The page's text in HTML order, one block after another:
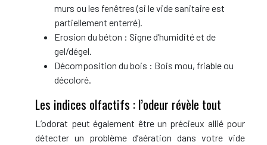
murs ou les fenêtres (si le vide sanitaire est
partiellement enterré).
Erosion du béton : Signe d’humidité et de
gel/dégel.
Décomposition du bois : Bois mou, friable ou
décoloré.
Les indices olfactifs : l’odeur révèle tout
L’odorat peut également être un précieux allié pour
détecter un problème d’aération dans votre vide